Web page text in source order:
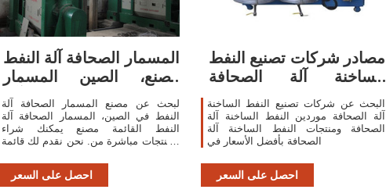
المسمار الصحافة آلة النفط
مصنع، الصين المسمار
الصحافة آلة
لبحث عن مصنع المسمار الصحافة آلة
النفط في الصين، المسمار الصحافة آلة
النفط القائمة مصنع يمكنك شراء
المنتجات مباشرة من. نحن نقدم لك قائمة
الصحافة آلة النفط المصانع / الشركات
المصنعة
احصل على السعر
مصادر شركات تصنيع النفط
الساخنة آلة الصحافة
والنفط الساخنة
البحث عن شركات تصنيع النفط الساخنة
آلة الصحافة موردين النفط الساخنة آلة
الصحافة ومنتجات النفط الساخنة آلة
الصحافة بأفضل الأسعار في
احصل على السعر